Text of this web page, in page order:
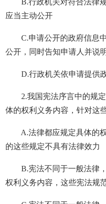
B.行政机关对符合法律规
应当主动公开
C.申请公开的政府信息中
公开，同时告知申请人并说
D.行政机关依申请提供政
2.我国宪法序言中的规定
体的权利义务内容，针对这
A.法律都应规定具体的权
的这些规定不具有法律效力
B.宪法不同于一般法律，
权利义务内容，这些宪法规